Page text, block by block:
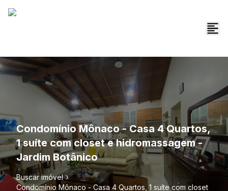
Condomínio Mônaco - Casa 4 Quartos,
1 suíte com closet e hidromassagem -
Jardim Botânico
Buscar imóvel
Condomínio Mônaco - Casa 4 Quartos, 1 suíte com closet